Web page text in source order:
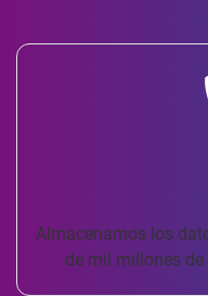
Almacenamos los
de mil millones